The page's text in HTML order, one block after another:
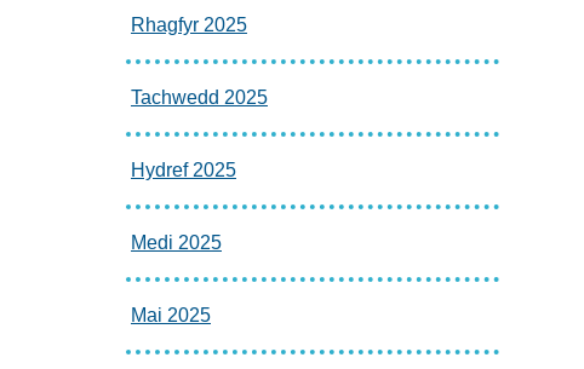
Rhagfyr 2025
Tachwedd 2025
Hydref 2025
Medi 2025
Mai 2025